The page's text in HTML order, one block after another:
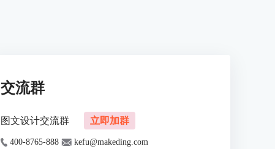
交流群
图文设计交流群 立即加群
400-8765-888 kefu@makeding.com